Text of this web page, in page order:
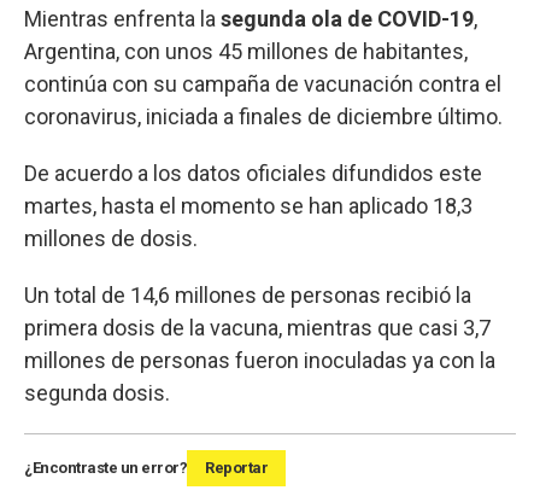
Mientras enfrenta la segunda ola de COVID-19,
Argentina, con unos 45 millones de habitantes,
continúa con su campaña de vacunación contra el
coronavirus, iniciada a finales de diciembre último.
De acuerdo a los datos oficiales difundidos este
martes, hasta el momento se han aplicado 18,3
millones de dosis.
Un total de 14,6 millones de personas recibió la
primera dosis de la vacuna, mientras que casi 3,7
millones de personas fueron inoculadas ya con la
segunda dosis.
¿Encontraste un error? Reportar